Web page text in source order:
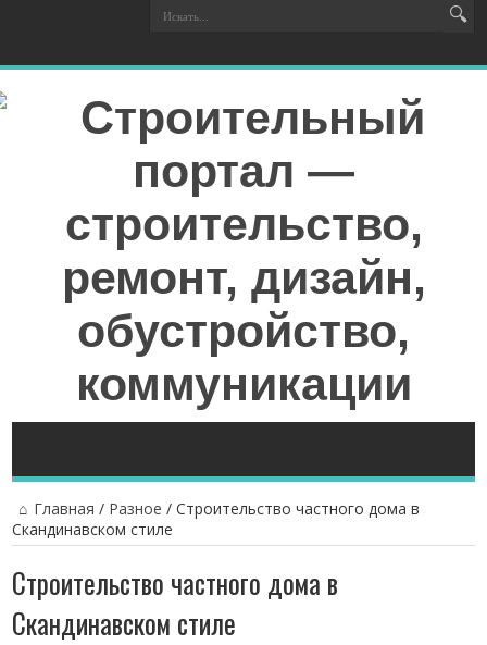
Главная / Разное /Строительство частного дома в
Скандинавском стиле
Строительство частного дома в
Скандинавском стиле